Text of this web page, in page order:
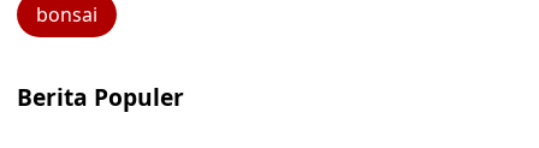
bonsai
Berita Populer